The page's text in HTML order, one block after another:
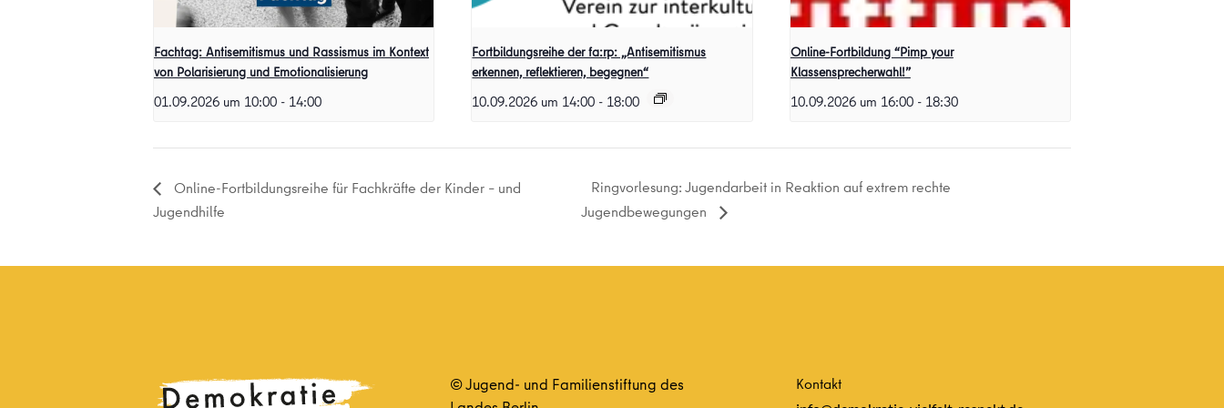
Fachtag: Antisemitismus und Rassismus im Kontext
von Polarisierung und Emotionalisierung
01.09.2026 um 10:00 - 14:00
Fortbildungsreihe der fa:rp: „Antisemitismus
erkennen, reflektieren, begegnen“
10.09.2026 um 14:00 - 18:00
Online-Fortbildung “Pimp your
Klassensprecherwahl!”
10.09.2026 um 16:00 - 18:30
Online-Fortbildungsreihe für Fachkräfte der Kinder – und
Jugendhilfe
Ringvorlesung: Jugendarbeit in Reaktion auf extrem rechte
Jugendbewegungen
© Jugend- und Familienstiftung des
Kontakt